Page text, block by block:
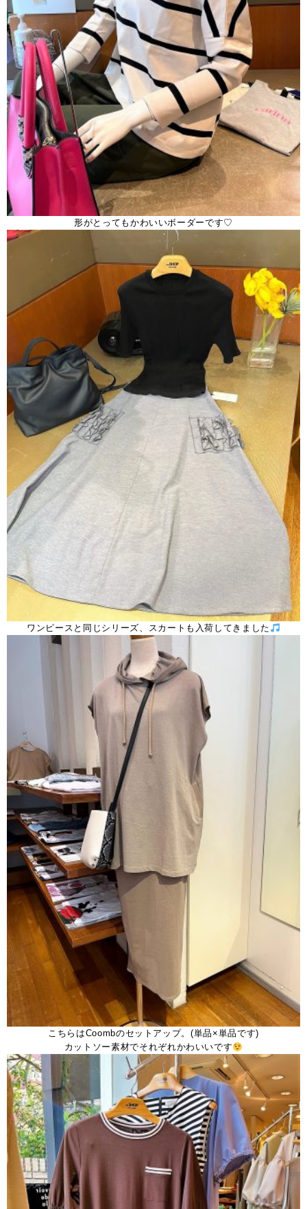
形がとってもかわいいボーダーです♡
ワンピースと同じシリーズ、スカートも入荷してきました
こちらはCoombのセットアップ。(単品×単品です)
カットソー素材でそれぞれかわいいです